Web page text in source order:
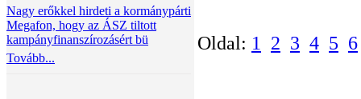
Nagy erőkkel hirdeti a kormánypárti
Megafon, hogy az ÁSZ tiltott
kampányfinanszírozásért bü
Tovább...
Oldal: 1 2 3 4 5 6